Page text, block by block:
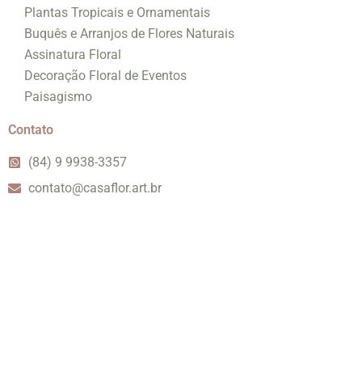
Plantas Tropicais e Ornamentais
Buquês e Arranjos de Flores Naturais
Assinatura Floral
Decoração Floral de Eventos
Paisagismo
Contato
(84) 9 9938-3357
contato@casaflor.art.br